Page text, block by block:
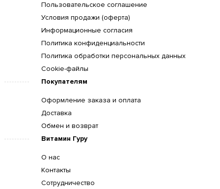
Пользовательское соглашение
Условия продажи (оферта)
Информационные согласия
Политика конфиденциальности
Политика обработки персональных данных
Cookie-файлы
Покупателям
Оформление заказа и оплата
Доставка
Обмен и возврат
Витамин Гуру
О нас
Контакты
Сотрудничество